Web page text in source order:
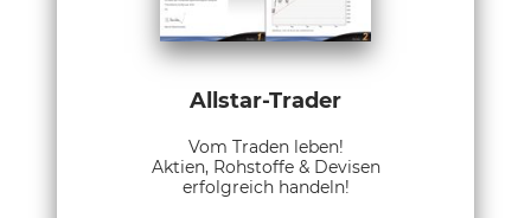
Allstar-Trader
Vom Traden leben!
Aktien, Rohstoffe & Devisen
erfolgreich handeln!